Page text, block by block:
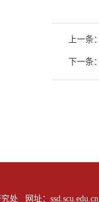
上一条：
下一条：
处 网址：ssd.scu.edu.cn